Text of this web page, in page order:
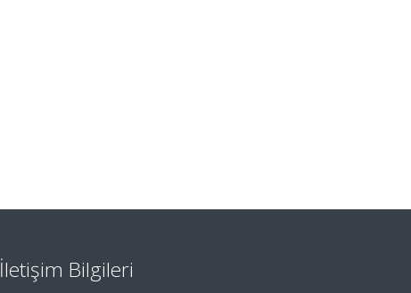
İletişim Bilgileri